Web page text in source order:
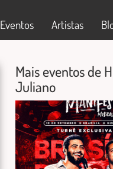
Eventos Artistas
Mais eventos de
Juliano